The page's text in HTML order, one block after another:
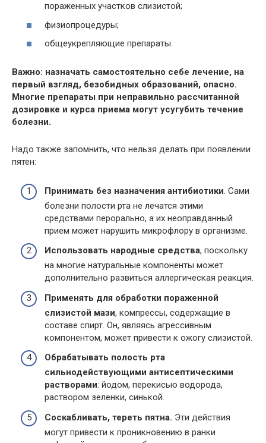
пораженных участков слизистой;
физиопроцедуры;
общеукрепляющие препараты.
Важно: назначать самостоятельно себе лечение, на
первый взгляд, безобидных образований, опасно.
Многие препараты при неправильно рассчитанной
дозировке и курса приема могут усугубить течение
болезни.
Надо также запомнить, что нельзя делать при появлении
пятен:
Принимать без назначения антибиотики. Сами
болезни полости рта не лечатся этими
средствами перорально, а их неоправданный
прием может нарушить микрофлору в организме.
Использовать народные средства, поскольку
на многие натуральные компоненты может
дополнительно развиться аллергическая реакция.
Применять для обработки пораженной
слизистой мази, компрессы, содержащие в
составе спирт. Он, являясь агрессивным
компонентом, может привести к ожогу слизистой.
Обрабатывать полость рта
сильнодействующими антисептическими
растворами: йодом, перекисью водорода,
раствором зеленки, синькой.
Соскабливать, тереть пятна. Эти действия
могут привести к проникновению в ранки